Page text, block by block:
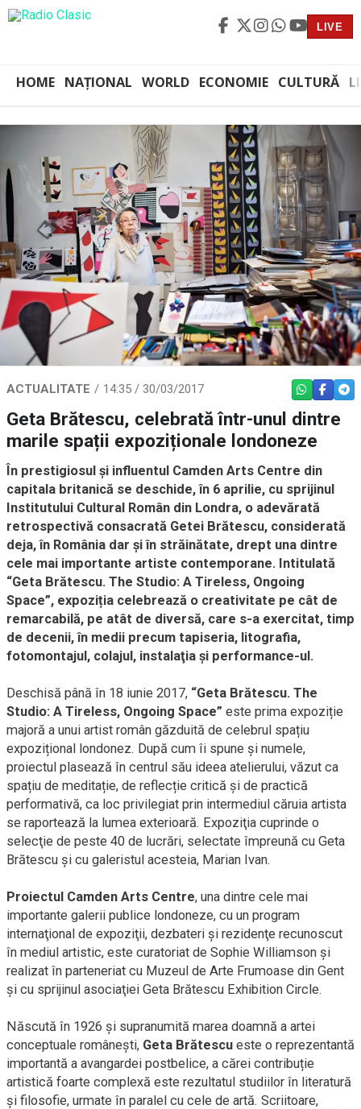
LIVE
HOME NAȚIONAL WORLD ECONOMIE CULTURĂ
ACTUALITATE 14:35 / 30/03/2017 WHATSAPP
Geta Brătescu, celebrată într-unul dintre
marile spații expoziționale londoneze
În prestigiosul și influentul Camden Arts Centre din
capitala britanică se deschide, în 6 aprilie, cu sprijinul
Institutului Cultural Român din Londra, o adevărată
retrospectivă consacrată Getei Brătescu, considerată
deja, în România dar și în străinătate, drept una dintre
cele mai importante artiste contemporane. Intitulată
“Geta Brătescu. The Studio: A Tireless, Ongoing
Space”, expoziția celebrează o creativitate pe cât de
remarcabilă, pe atât de diversă, care s-a exercitat, timp
de decenii, în medii precum tapiseria, litografia,
fotomontajul, colajul, instalaţia şi performance-ul.
Deschisă până în 18 iunie 2017, “Geta Brătescu. The
Studio: A Tireless, Ongoing Space” este prima expoziție
majoră a unui artist român găzduită de celebrul spațiu
expozițional londonez. După cum îi spune și numele,
proiectul plasează în centrul său ideea atelierului, văzut ca
spațiu de meditație, de reflecție critică și de practică
performativă, ca loc privilegiat prin intermediul căruia artista
se raportează la lumea exterioară. Expoziţia cuprinde o
selecţie de peste 40 de lucrări, selectate împreună cu Geta
Brătescu şi cu galeristul acesteia, Marian Ivan.
Proiectul Camden Arts Centre, una dintre cele mai
importante galerii publice londoneze, cu un program
internaţional de expoziţii, dezbateri şi rezidenţe recunoscut
în mediul artistic, este curatoriat de Sophie Williamson şi
realizat în parteneriat cu Muzeul de Arte Frumoase din Gent
şi cu sprijinul asociaţiei Geta Brătescu Exhibition Circle.
Născută în 1926 și supranumită marea doamnă a artei
conceptuale românești, Geta Brătescu este o reprezentantă
importantă a avangardei postbelice, a cărei contribuție
artistică foarte complexă este rezultatul studiilor în literatură
şi filosofie, urmate în paralel cu cele de artă. Scriitoare,